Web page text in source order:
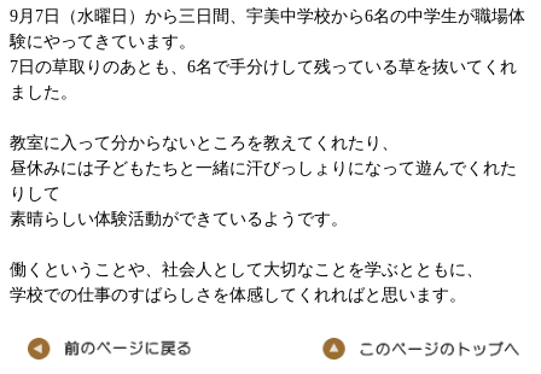
9月7日（水曜日）から三日間、宇美中学校から6名の中学生が職場体
験にやってきています。
7日の草取りのあとも、6名で手分けして残っている草を抜いてくれ
ました。
教室に入って分からないところを教えてくれたり、
昼休みには子どもたちと一緒に汗びっしょりになって遊んでくれた
りして
素晴らしい体験活動ができているようです。
働くということや、社会人として大切なことを学ぶとともに、
学校での仕事のすばらしさを体感してくれればと思います。